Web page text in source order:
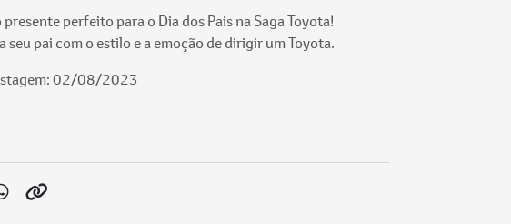
perfeito para o Dia dos Pais na Saga Toyota!
seu pai com o estilo e a emoção de dirigir um Toyota.
02/08/2023